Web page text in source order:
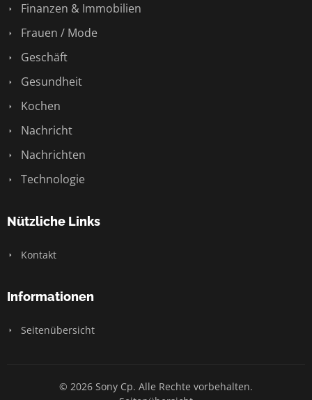
Finanzen & Immobilien
Frauen / Mode
Geschäft
Gesundheit
Kochen
Nachricht
Nachrichten
Technologie
Nützliche Links
Kontakt
Informationen
Seitenübersicht
© 2026 Sony Cp. Alle Rechte vorbehalten.